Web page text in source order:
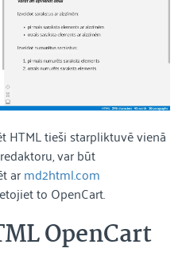
HTML tieši starpliktuvē vienā
var būt
armd2html.com
to OpenCart.
OpenCart